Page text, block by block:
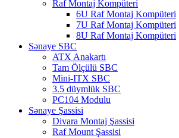
Raf Montaj Kompüteri
6U Raf Montaj Kompüteri
7U Raf Montaj Kompüteri
8U Raf Montaj Kompüteri
Sənaye SBC
ATX Anakartı
Tam Ölçülü SBC
Mini-ITX SBC
3.5 düymlük SBC
PC104 Modulu
Sənaye Şassisi
Divara Montaj Şassisi
Raf Mount Şassisi